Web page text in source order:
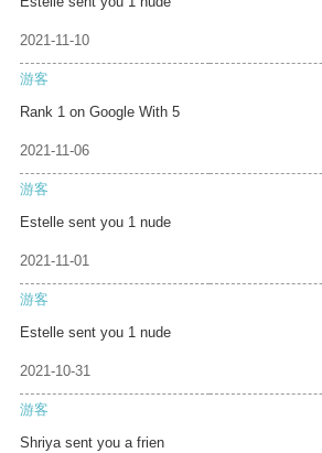
2021-11-10
游客
Rank 1 on Google With 5
2021-11-06
游客
Estelle sent you 1 nude
2021-11-01
游客
Estelle sent you 1 nude
2021-10-31
游客
Shriya sent you a frien